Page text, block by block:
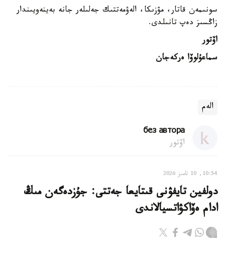
سونىمەن قاتار، مۋزىكا، الەۋمەتتىك جەلىلەر جانە بەينەويىندار
زاڭسىز دەپ تانىلدى.
اۆتور
سماعۇلوۆا ەركەجان
الەم
без автора
اۆتور
10:54, 10 تامىز 2026
دولفين تايفۋنى قىتايعا جەتتى: جۇزدەگەن مىڭ
ادام ەۆاكۋاتسيالاندى